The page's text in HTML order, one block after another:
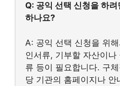
Q: 공익 선택 신청을 하
하나요?
A: 공익 선택 신청을 위
인서류, 기부할 자산이나
류 등이 필요합니다. 구
당 기관의 홈페이지나